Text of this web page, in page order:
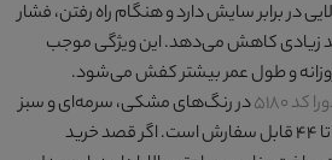
در برابر سایش دارد و هنگام راه رفتن، فشار
حد زیادی کاهش می‌دهد. این ویژگی موجب
و طول عمر بیشتر کفش می‌شود.
در رنگ‌های مشکی، سرمه‌ای و سبز
عرضه شده و در سایزهای ۴۰ تا ۴۴ قابل سفارش است. اگر قصد خرید